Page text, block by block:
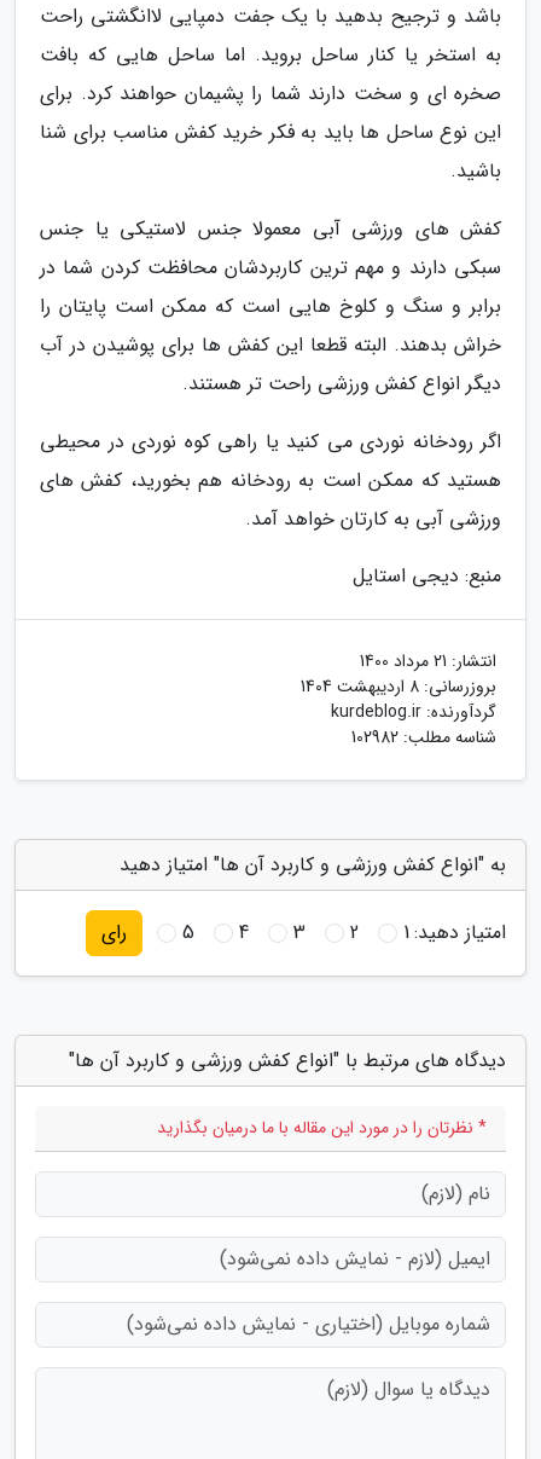
باشد و ترجیح بدهید با یک جفت دمپایی لاانگشتی راحت
به استخر یا کنار ساحل بروید. اما ساحل هایی که بافت
صخره ای و سخت دارند شما را پشیمان حواهند کرد. برای
این نوع ساحل ها باید به فکر خرید کفش مناسب برای شنا
باشید.
کفش های ورزشی آبی معمولا جنس لاستیکی یا جنس
سبکی دارند و مهم ترین کاربردشان محافظت کردن شما در
برابر و سنگ و کلوخ هایی است که ممکن است پایتان را
خراش بدهند. البته قطعا این کفش ها برای پوشیدن در آب
دیگر انواع کفش ورزشی راحت تر هستند.
اگر رودخانه نوردی می کنید یا راهی کوه نوردی در محیطی
هستید که ممکن است به رودخانه هم بخورید، کفش های
ورزشی آبی به کارتان خواهد آمد.
منبع: دیجی استایل
انتشار: 21 مرداد 1400
بروزرسانی: 8 اردیبهشت 1404
گردآورنده: kurdeblog.ir
شناسه مطلب: 102982
به "انواع کفش ورزشی و کاربرد آن ها" امتیاز دهید
امتیاز دهید:1
2
3
4
5 رای
دیدگاه های مرتبط با "انواع کفش ورزشی و کاربرد آن ها"
* نظرتان را در مورد این مقاله با ما درمیان بگذارید